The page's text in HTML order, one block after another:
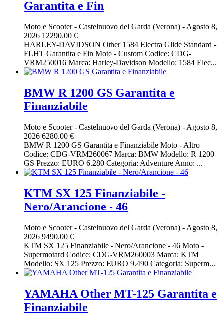
Garantita e Fin
Moto e Scooter- Castelnuovo del Garda (Verona) -Agosto 8,
2026 12290.00 €
HARLEY-DAVIDSON Other 1584 Electra Glide Standard -
FLHT Garantita e Fin Moto - Custom Codice: CDG-
VRM250016 Marca: Harley-Davidson Modello: 1584 Elec...
BMW R 1200 GS Garantita e
Finanziabile
Moto e Scooter- Castelnuovo del Garda (Verona) - Agosto 8,
2026 6280.00 €
BMW R 1200 GS Garantita e Finanziabile Moto - Altro
Codice: CDG-VRM260067 Marca: BMW Modello: R 1200
GS Prezzo: EURO 6.280 Categoria: Adventure Anno: ...
KTM SX 125 Finanziabile -
Nero/Arancione - 46
Moto e Scooter- Castelnuovo del Garda (Verona) - Agosto 8,
2026 9490.00 €
KTM SX 125 Finanziabile - Nero/Arancione - 46 Moto -
Supermotard Codice: CDG-VRM260003 Marca: KTM
Modello: SX 125 Prezzo: EURO 9.490 Categoria: Superm...
YAMAHA Other MT-125 Garantita e
Finanziabile